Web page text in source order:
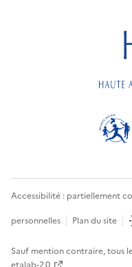
Accessibilité : partiellement
personnelles
Plan du site
Sauf mention contraire, tous